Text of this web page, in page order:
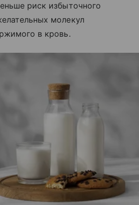
риск избыточного
молекул
в кровь.